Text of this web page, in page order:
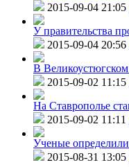
2015-09-04 21:05
У правительства
2015-09-04 20:56
В
2015-09-02 11:15
На Ставрополье
2015-09-02 11:11
Ученые
2015-08-31 13:05